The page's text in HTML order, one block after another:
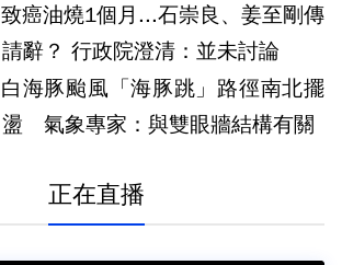
水
致癌油燒1個月...石崇良、姜至剛傳
請辭？ 行政院澄清：並未討論
白海豚颱風「海豚跳」路徑南北擺
盪 氣象專家：與雙眼牆結構有關
正在直播